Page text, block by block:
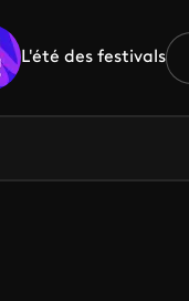
L'été des festivals